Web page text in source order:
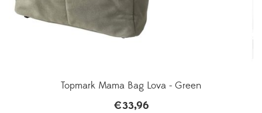
Topmark Mama Bag Lova - Green
€33,96